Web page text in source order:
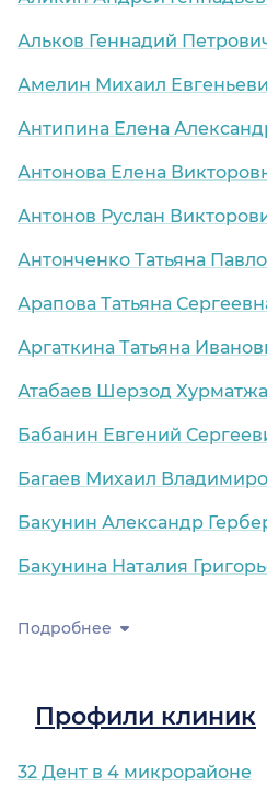
Альков Геннадий
Амелин Михаил
Антипина Елена
Антонова Елена
Антонов Руслан
Антонченко Татьяна
Арапова Татьяна
Аргаткина Татьяна
Атабаев Шерзод
Бабанин Евгений
Багаев Михаил
Бакунин Александр
Бакунина Наталия
Подробнее
Профили клиник
32 Дент в 4 микрорайоне